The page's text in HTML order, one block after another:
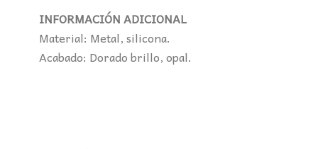
INFORMACIÓN ADICIONAL
Material: Metal, silicona.
Acabado: Dorado brillo, opal.